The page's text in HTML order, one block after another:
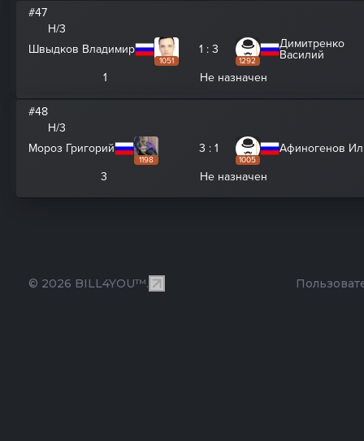
#47
H/3
Швыдков Владимир
1051
1 : 3
1292
Димитренко
Василий
1
Не назначен
#48
H/3
Мороз Григорий
1198
3 : 1
1005
Афиногенов
3 Не назначен
© 2026 BILL4YOU™.